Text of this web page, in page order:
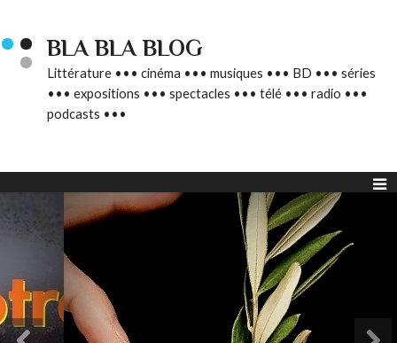
BLA BLA BLOG
Littérature ••• cinéma ••• musiques ••• BD ••• séries
••• expositions ••• spectacles ••• télé ••• radio •••
podcasts •••